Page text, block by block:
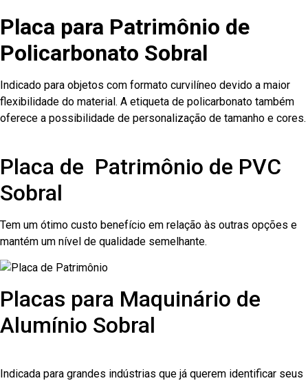
Placa para Patrimônio de
Policarbonato Sobral
Indicado para objetos com formato curvilíneo devido a maior
flexibilidade do material. A etiqueta de policarbonato também
oferece a possibilidade de personalização de tamanho e cores.
Placa de Patrimônio de PVC
Sobral
Tem um ótimo custo benefício em relação às outras opções e
mantém um nível de qualidade semelhante.
Placas para Maquinário de
Alumínio Sobral
Indicada para grandes indústrias que já querem identificar seus